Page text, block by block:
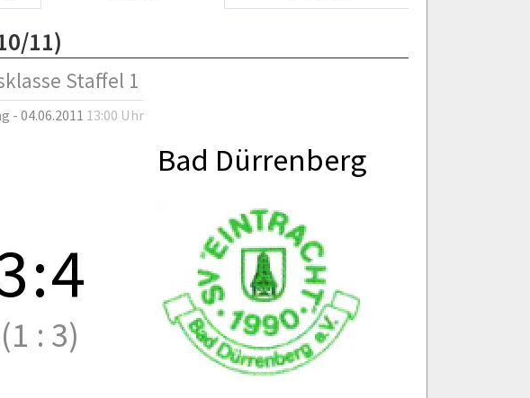
11)
Staffel 1
- 04.06.2011 13:00 Uhr
Bad Dürrenberg
:4
(1 : 3)